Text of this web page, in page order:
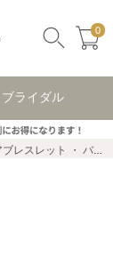
0
ブライダル
レスレット ・ バングル